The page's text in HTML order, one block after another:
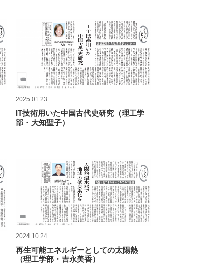
2025.01.23
IT技術用いた中国古代史研究（理工学
部・大知聖子）
2024.10.24
再生可能エネルギーとしての太陽熱
（理工学部・吉永美香）